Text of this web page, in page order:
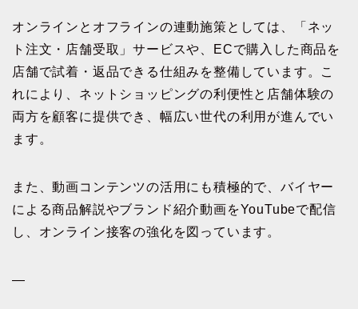
オンラインとオフラインの連動施策としては、「ネッ
ト注文・店舗受取」サービスや、ECで購入した商品を
店舗で試着・返品できる仕組みを整備しています。こ
れにより、ネットショッピングの利便性と店舗体験の
両方を顧客に提供でき、幅広い世代の利用が進んでい
ます。
また、動画コンテンツの活用にも積極的で、バイヤー
による商品解説やブランド紹介動画をYouTubeで配信
し、オンライン接客の強化を図っています。
—